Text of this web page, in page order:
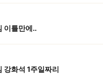
이틀만에..
강화석 1주일짜리